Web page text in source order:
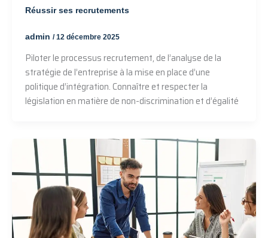
Réussir ses recrutements
admin /12 décembre 2025
Piloter le processus recrutement, de l’analyse de la
stratégie de l’entreprise à la mise en place d’une
politique d’intégration. Connaître et respecter la
législation en matière de non-discrimination et d’égalité